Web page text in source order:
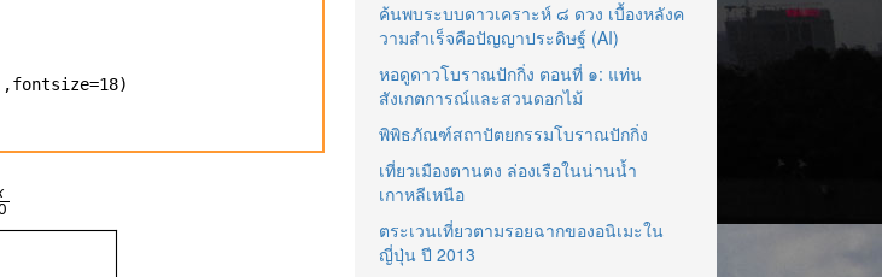
,fontsize=18)
ค้นพบระบบดาวเคราะห์ ๘ ดวง เบื้องหลังค
วามสำเร็จคือปัญญาประดิษฐ์ (AI)
หอดูดาวโบราณปักกิ่ง ตอนที่ ๑: แท่น
สังเกตการณ์และสวนดอกไม้
พิพิธภัณฑ์สถาปัตยกรรมโบราณปักกิ่ง
เที่ยวเมืองตานตง ล่องเรือในน่านน้ำ
เกาหลีเหนือ
ตระเวนเที่ยวตามรอยฉากของอนิเมะใน
ญี่ปุ่น ปี 2013